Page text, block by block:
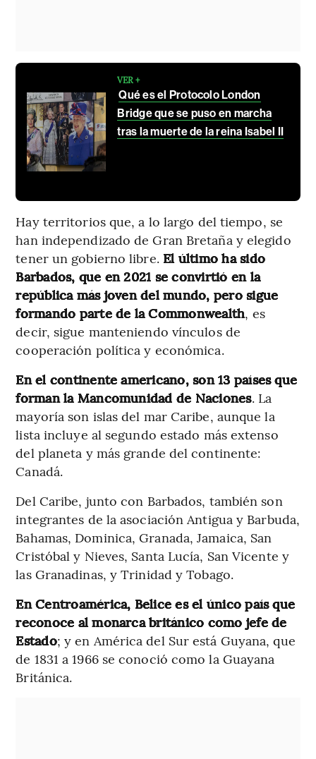
VER +
Qué es el Protocolo London
Bridge que se puso en marcha
tras la muerte de la reina Isabel II
Hay territorios que, a lo largo del tiempo, se
han independizado de Gran Bretaña y elegido
tener un gobierno libre.El último ha sido
Barbados, que en 2021 se convirtió en la
república más joven del mundo, pero sigue
formando parte de la Commonwealth, es
decir, sigue manteniendo vínculos de
cooperación política y económica.
En el continente americano, son 13 países que
forman la Mancomunidad de Naciones. La
mayoría son islas del mar Caribe, aunque la
lista incluye al segundo estado más extenso
del planeta y más grande del continente:
Canadá.
Del Caribe, junto con Barbados, también son
integrantes de la asociación Antigua y Barbuda,
Bahamas, Dominica, Granada, Jamaica, San
Cristóbal y Nieves, Santa Lucía, San Vicente y
las Granadinas, y Trinidad y Tobago.
En Centroamérica, Belice es el único país que
reconoce al monarca británico como jefe de
Estado; y en América del Sur está Guyana, que
de 1831 a 1966 se conoció como la Guayana
Británica.